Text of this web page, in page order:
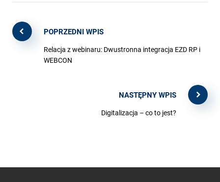
POPRZEDNI WPIS
Relacja z webinaru: Dwustronna integracja EZD RP i
WEBCON
NASTĘPNY WPIS
Digitalizacja – co to jest?